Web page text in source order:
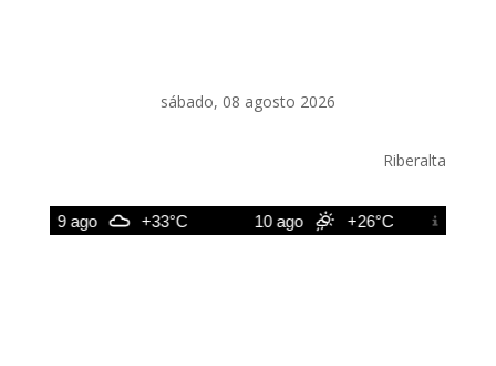
sábado, 08 agosto 2026
Riberalta
9 ago +33°C 10 ago +26°C